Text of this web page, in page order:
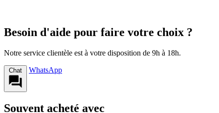
Besoin d'aide pour faire votre choix ?
Notre service clientèle est à votre disposition de 9h à 18h.
Chat WhatsApp
Souvent acheté avec